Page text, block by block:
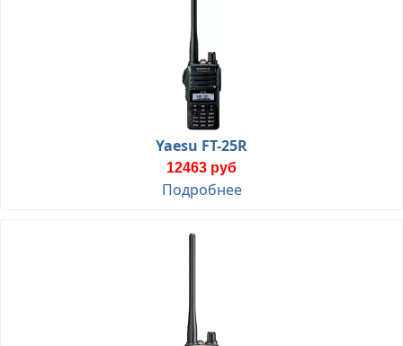
Yaesu FT-25R
12463 руб
Подробнее